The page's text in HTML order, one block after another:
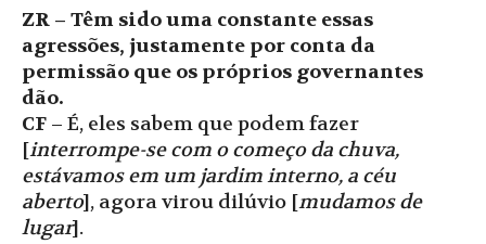
ZR – Têm sido uma constante essas
agressões, justamente por conta da
permissão que os próprios governantes
dão.
CF – É, eles sabem que podem fazer
[interrompe-se com o começo da chuva,
estávamos em um jardim interno, a céu
aberto], agora virou dilúvio [mudamos de
lugar].